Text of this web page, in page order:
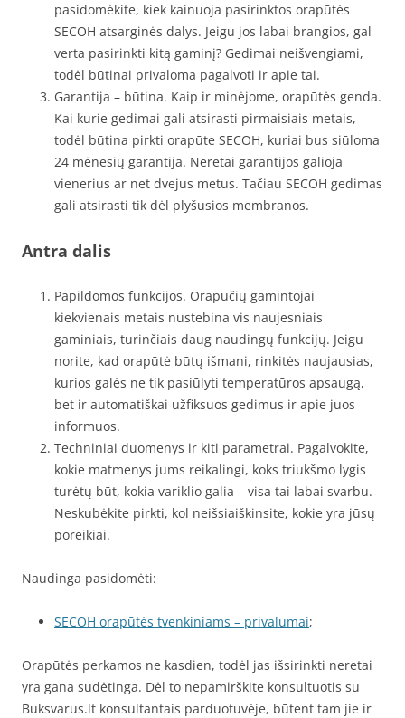
pasidomėkite, kiek kainuoja pasirinktos orapūtės
SECOH atsarginės dalys. Jeigu jos labai brangios, gal
verta pasirinkti kitą gaminį? Gedimai neišvengiami,
todėl būtinai privaloma pagalvoti ir apie tai.
Garantija – būtina. Kaip ir minėjome, orapūtės genda.
Kai kurie gedimai gali atsirasti pirmaisiais metais,
todėl būtina pirkti orapūte SECOH, kuriai bus siūloma
24 mėnesių garantija. Neretai garantijos galioja
vienerius ar net dvejus metus. Tačiau SECOH gedimas
gali atsirasti tik dėl plyšusios membranos.
Antra dalis
Papildomos funkcijos. Orapūčių gamintojai
kiekvienais metais nustebina vis naujesniais
gaminiais, turinčiais daug naudingų funkcijų. Jeigu
norite, kad orapūtė būtų išmani, rinkitės naujausias,
kurios galės ne tik pasiūlyti temperatūros apsaugą,
bet ir automatiškai užfiksuos gedimus ir apie juos
informuos.
Techniniai duomenys ir kiti parametrai. Pagalvokite,
kokie matmenys jums reikalingi, koks triukšmo lygis
turėtų būt, kokia variklio galia – visa tai labai svarbu.
Neskubėkite pirkti, kol neišsiaiškinsite, kokie yra jūsų
poreikiai.
Naudinga pasidomėti:
SECOH orapūtės tvenkiniams – privalumai;
Orapūtės perkamos ne kasdien, todėl jas išsirinkti neretai
yra gana sudėtinga. Dėl to nepamirškite konsultuotis su
Buksvarus.lt konsultantais parduotuvėje, būtent tam jie ir